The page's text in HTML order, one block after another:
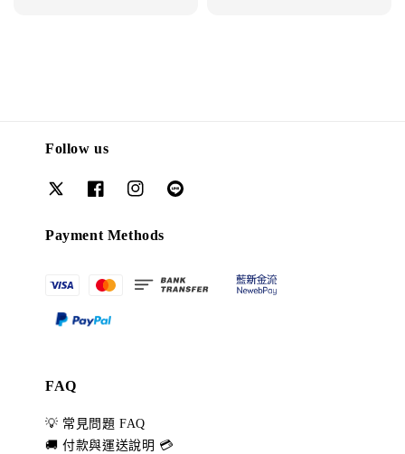
Follow us
Payment Methods
FAQ
💡 常見問題 FAQ
🚚 付款與運送說明 💳